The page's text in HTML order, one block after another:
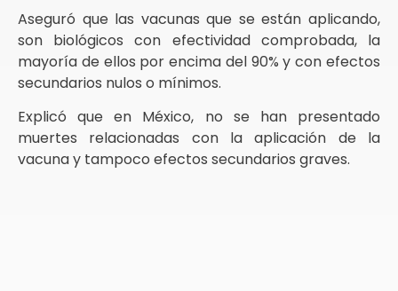
Aseguró que las vacunas que se están aplicando,
son biológicos con efectividad comprobada, la
mayoría de ellos por encima del 90% y con efectos
secundarios nulos o mínimos.
Explicó que en México, no se han presentado
muertes relacionadas con la aplicación de la
vacuna y tampoco efectos secundarios graves.